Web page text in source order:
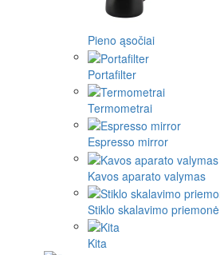
Pieno ąsočiai
Portafilter
Termometrai
Espresso mirror
Kavos aparato valymas
Stiklo skalavimo priemonė
Kita